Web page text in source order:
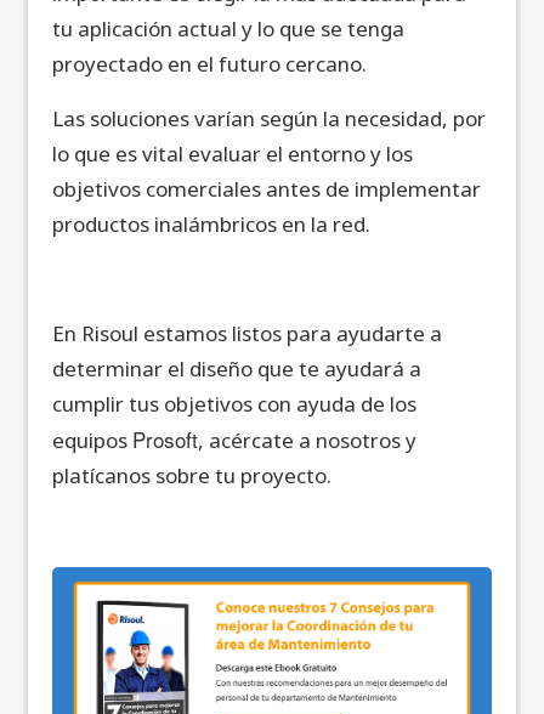
tu aplicación actual y lo que se tenga
proyectado en el futuro cercano.
Las soluciones varían según la necesidad, por
lo que es vital evaluar el entorno y los
objetivos comerciales antes de implementar
productos inalámbricos en la red.
En Risoul estamos listos para ayudarte a
determinar el diseño que te ayudará a
cumplir tus objetivos con ayuda de los
equipos Prosoft, acércate a nosotros y
platícanos sobre tu proyecto.